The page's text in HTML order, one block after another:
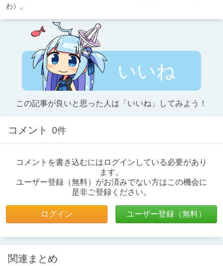
わ）。
いいね
この記事が良いと思った人は「いいね」してみよう！
コメント 0件
コメントを書き込むにはログインしている必要があり
ます。
ユーザー登録（無料）がお済みでない方はこの機会に
是非ご登録ください。
ログイン ユーザー登録（無料）
関連まとめ